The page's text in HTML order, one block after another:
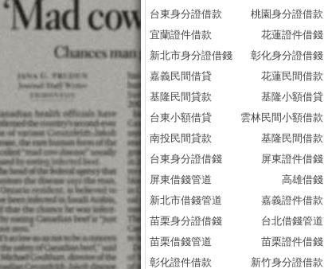
台東身分證借款
桃園身分證借款
宜蘭證件借款
花蓮證件借錢
新北市身分證借錢
彰化身分證借錢
嘉義民間借貸
花蓮民間借款
基隆民間貸款
基隆小額借貸
台東小額借貸
雲林民間小額借款
南投民間貸款
基隆民間借款
台東身分證借錢
屏東證件借錢
屏東借錢管道
高雄借錢
新北市借錢管道
嘉義證件借款
苗栗身分證借錢
台北借錢管道
苗栗借錢管道
苗栗證件借錢
彰化證件借款
新竹身分證借款